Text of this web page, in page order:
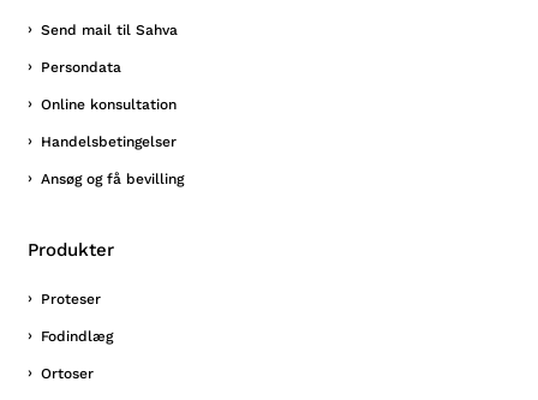
Send mail til Sahva
Persondata
Online konsultation
Handelsbetingelser
Ansøg og få bevilling
Produkter
Proteser
Fodindlæg
Ortoser